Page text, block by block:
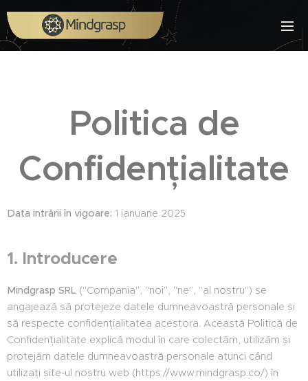
Politica de
Confidențialitate
Data intrării în vigoare: 1 ianuarie 2025
1. Introducere
Mindgrasp SRL ("Compania", "noi", "ne", "al nostru") se
angajează să protejeze datele dumneavoastră personale și
să respecte confidențialitatea acestora. Această Politică de
Confidențialitate explică modul în care colectăm, utilizăm și
protejăm datele dumneavoastră personale atunci când
utilizați site-ul nostru web (https://www.mindgrasp.co/) în